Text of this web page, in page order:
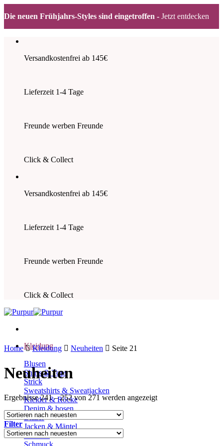
Die neuen Frühjahrs-Styles sind eingetroffen - Jetzt entdecken
Inhalt
Versandkostenfrei ab 145€
Lieferzeit 1-4 Tage
Freunde werben Freunde
Click & Collect
Versandkostenfrei ab 145€
Lieferzeit 1-4 Tage
Freunde werben Freunde
Click & Collect
Kleidung
Blusen
Shirts & Tops
Strick
Sweatshirts & Sweatjacken
Kleider & Röcke
Denim & hosen
Blazer
Jacken & Mäntel
Taschen
Schmuck
Home Kleidung Neuheiten Seite 21
Neuheiten
Ergebnisse 241 – 252 von 271 werden angezeigtNach
Filter